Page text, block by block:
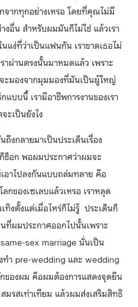
ากทุกอย่างเหรอ โดยที่คุณไม่มี
งอื่น สำหรับผมมันก็ไม่ใช่ แล้วเรา
แง่ที่ว่าเป็นแฟนกัน เราขาดเธอไม่
าผ่านตรงนั้นมาหมดแล้ว เพราะ
ะมองจากมุมมองที่มันเป็นผู้ใหญ่
บบนี้ เรามีอาชีพการงานของเรา
ะเป็นยังไง
งกลายมาเป็นประเด็นเรื่อง
ช็อก พอผมประกาศว่าผมจะ
อาไปลงกันแบบถล่มทลาย คือ
ลกของเซเลบแล้วเหรอ เราหลุด
ทิงตั้งแต่เมื่อไหร่ก็ไม่รู้ ประเด็นก็
ที่ผมประกาศออกไปนั้นเพราะ
same-sex marriage นั่นเป็น
ทำ pre-wedding และ wedding
องผม คือผมต้องการแสดงจุดยืน
มรสเท่าเทียม แล้วผมส่งเสริมสิทธิ